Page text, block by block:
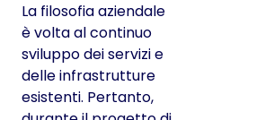
La filosofia aziendale
è volta al continuo
sviluppo dei servizi e
delle infrastrutture
esistenti. Pertanto,